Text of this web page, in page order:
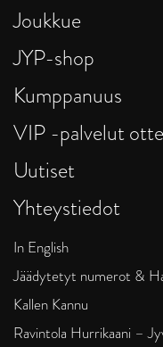
Joukkue
JYP-shop
Kumppanuus
VIP -palvelut
Uutiset
Yhteystiedot
In English
Jäädytetyt numerot &
Kallen Kannu
Ravintola Hurrikaani –